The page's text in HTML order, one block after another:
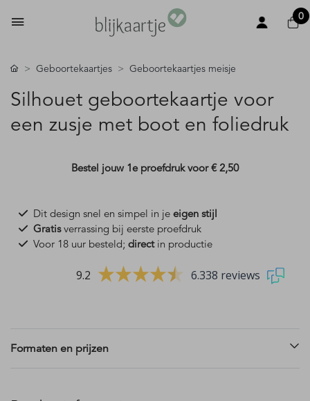
0
Geboortekaartjes Geboortekaartjes meisje
Silhouet geboortekaartje voor
een zusje met boot en foliedruk
Bestel jouw 1e proefdruk voor€ 2,50
Dit design snel en simpel in je eigen stijl
Gratisverrassing bij eerste proefdruk
Voor 18 uur besteld; directin productie
9.2 6.338 reviews
Formaten en prijzen